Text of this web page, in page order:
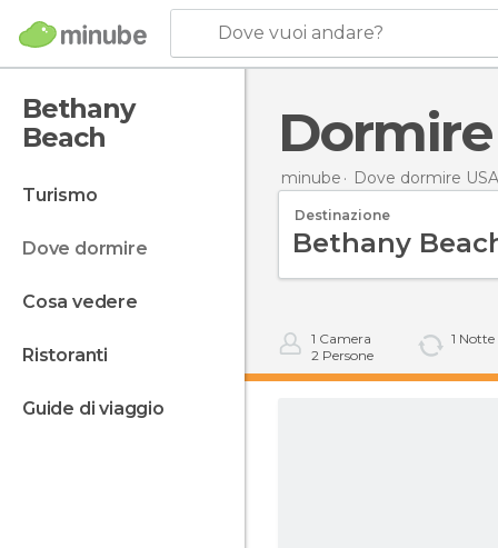
Dove vuoi andare?
Bethany
Beach
turismo
dove dormire
cosa vedere
ristoranti
guide di viaggio
minube Dove dormire USA
Destinazione
1 Camera
2 Persone
1 Notte